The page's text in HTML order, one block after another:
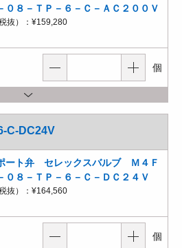
０８－ＴＰ－６－Ｃ－ＡＣ２００Ｖ
抜）： ¥159,280
個
C-DC24V
ート弁 セレックスバルブ Ｍ４Ｆ
０８－ＴＰ－６－Ｃ－ＤＣ２４Ｖ
抜）： ¥164,560
個